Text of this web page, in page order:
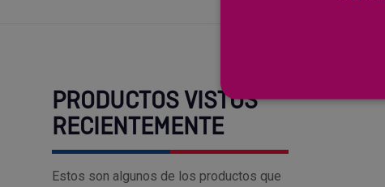
PRODUCTOS VISTOS
RECIENTEMENTE
Estos son algunos de los productos que